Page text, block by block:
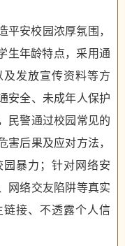
平安校园浓厚氛围，
生年龄特点，采用通
发放宣传资料等方
安全、未成年人保护
民警通过校园常见的
害后果及应对方法，
暴力；针对网络安
网络交友陷阱等真实
接、不透露个人信